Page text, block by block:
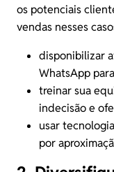
os potenciais
vendas nesses
disponibilizar
WhatsApp
treinar sua
indecisão e
usar
por